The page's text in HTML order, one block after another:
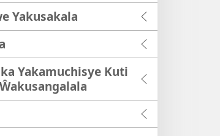
Yakusakala
Yakamuchisye Kuti